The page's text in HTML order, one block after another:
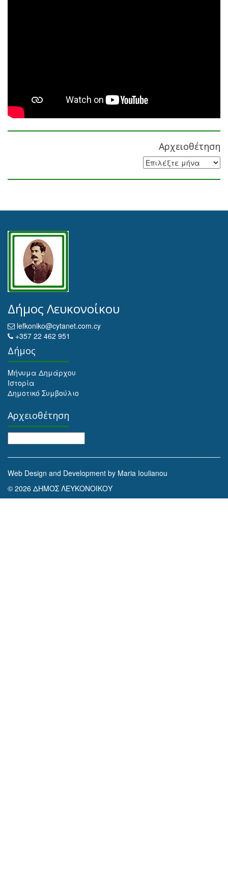
Αρχειοθέτηση
Αρχειοθέτηση
Δήμος Λευκονοίκου
lefkoniko@cytanet.com.cy
+357 22 462 951
Δήμος
Μήνυμα Δημάρχου
Ιστορία
Δημοτικό Συμβούλιο
Αρχειοθέτηση
Web Design and Development by Maria Ioulianou
© 2026 ΔΗΜΟΣ ΛΕΥΚΟΝΟΙΚΟΥ